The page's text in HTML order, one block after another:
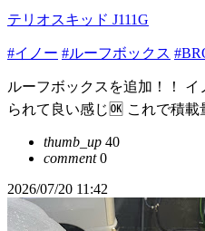
テリオスキッド J111G
#イノー #ルーフボックス
ルーフボックスを追加！！
られて良い感じ🆗 これで積載
thumb_up 40
comment0
2026/07/20 11:42